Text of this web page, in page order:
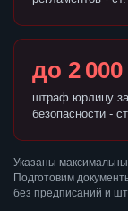
до 2 000
штраф юрлицу
безопасности -
Указаны
Подготовим
без предписаний и